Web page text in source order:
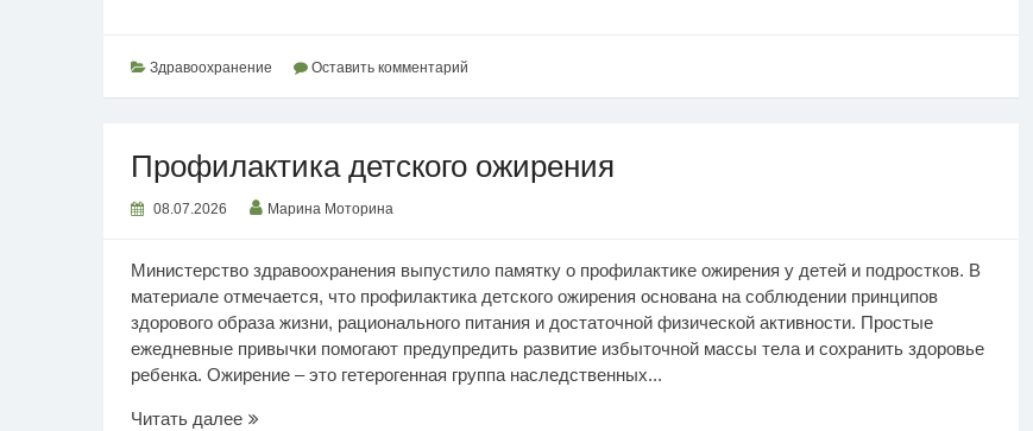
шейки
Здравоохранение Оставить комментарий
Профилактика детского ожирения
08.07.2026 Марина Моторина
Министерство здравоохранения выпустило памятку о профилактике ожирения у детей и подростков. В
материале отмечается, что профилактика детского ожирения основана на соблюдении принципов
здорового образа жизни, рационального питания и достаточной физической активности. Простые
ежедневные привычки помогают предупредить развитие избыточной массы тела и сохранить здоровье
ребенка. Ожирение – это гетерогенная группа наследственных...
Читать далееПрофилактика